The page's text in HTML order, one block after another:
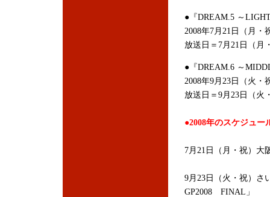
●『DREAM.5 ～
2008年7月21日（月・
放送日＝7月21日（月
●『DREAM.6 ～
2008年9月23日（火・
放送日＝9月23日（火
●2008年のスケジュー
7月21日（月・祝）
9月23日（火・祝）
GP2008 FINAL」